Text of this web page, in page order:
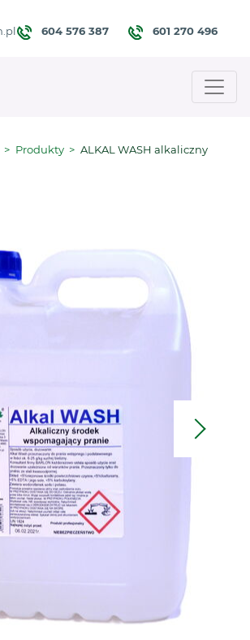
604 576 387 601 270 496
Produkty
ALKAL WASH alkaliczny
Next